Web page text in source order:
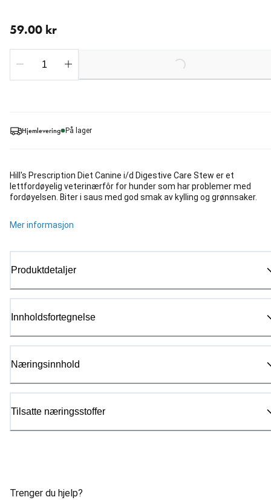
Hjemlevering På lager
Hill's Prescription Diet Canine i/d Digestive Care Stew er et
lettfordøyelig veterinærfôr for hunder som har problemer med
fordøyelsen. Biter i saus med god smak av kylling og grønnsaker.
Mer informasjon
Produktdetaljer
Innholdsfortegnelse
Næringsinnhold
Tilsatte næringsstoffer
Trenger du hjelp?
59.00 kr
Loading...